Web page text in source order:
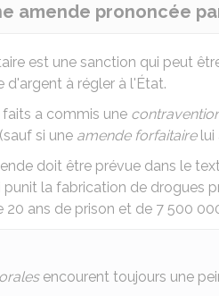
amende prononcée
est une sanction qui peut
d'argent à régler à l'État.
a commis une
si une amende forfaitairelui
doit être prévue dans le
punit la fabrication de drogues
20 ans de prison et de 7 500
encourent toujours une